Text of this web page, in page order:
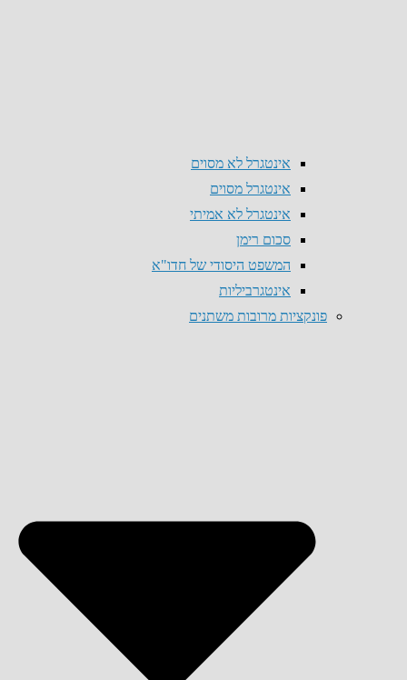
אינטגרל לא מסוים
אינטגרל מסוים
אינטגרל לא אמיתי
סכום רימן
המשפט היסודי של חדו"א
אינטגרביליות
פונקציות מרובות משתנים